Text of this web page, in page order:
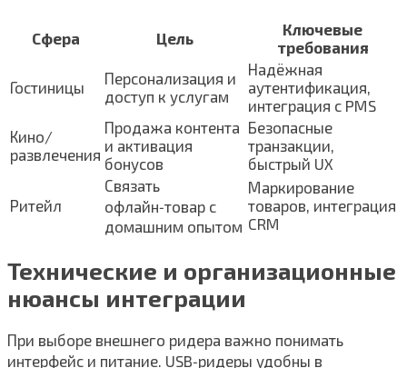
Сфера Цель
Ключевые
требования
Гостиницы
Персонализация и
доступ к услугам
Надёжная
аутентификация,
интеграция с PMS
Кино/
развлечения
Продажа контента
и активация
бонусов
Безопасные
транзакции,
быстрый UX
Ритейл
Связать
офлайн‑товар с
домашним опытом
Маркирование
товаров, интеграция
CRM
Технические и организационные
нюансы интеграции
При выборе внешнего ридера важно понимать
интерфейс и питание. USB‑ридеры удобны в